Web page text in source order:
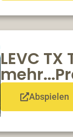
LEVC
Abspielen